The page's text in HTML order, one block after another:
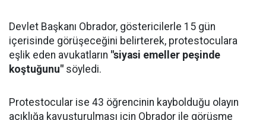
Devlet Başkanı Obrador, göstericilerle 15 gün
içerisinde görüşeceğini belirterek, protestoculara
eşlik eden avukatların "siyasi emeller peşinde
koştuğunu" söyledi.
Protestocular ise 43 öğrencinin kaybolduğu olayın
açıklığa kavuşturulması için Obrador ile görüşme